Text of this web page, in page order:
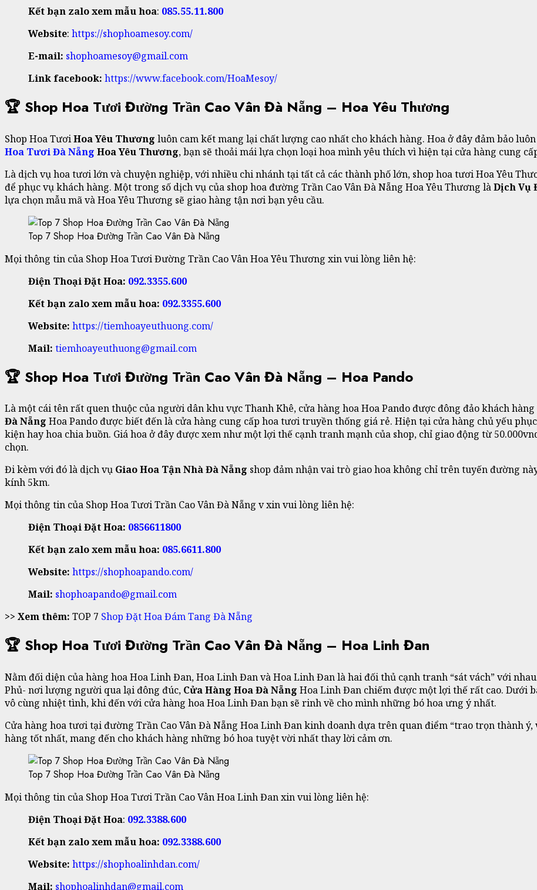
Kết bạn zalo xem mẫu hoa: 085.55.11.800
Website: https://shophoamesoy.com/
E-mail: shophoamesoy@gmail.com
Link facebook: https://www.facebook.com/HoaMesoy/
🏆 Shop Hoa Tươi Đường Trần Cao Vân Đà Nẵng – Hoa Yêu Thương
Shop Hoa TươiHoa Yêu Thương luôn cam kết mang lại chất lượng cao nhất cho khách hàng. Hoa ở đây đảm bảo
Hoa Tươi Đà Nẵng Hoa Yêu Thương, bạn sẽ thoải mái lựa chọn loại hoa mình yêu thích vì hiện tại cửa hàng cung
Là dịch vụ hoa tươi lớn và chuyện nghiệp, với nhiều chi nhánh tại tất cả các thành phố lớn, shop hoa tươi Hoa Yêu
để phục vụ khách hàng. Một trong số dịch vụ của shop hoa đường Trần Cao Vân Đà Nẵng Hoa Yêu Thương làDịch Vụ
lựa chọn mẫu mã và Hoa Yêu Thương sẽ giao hàng tận nơi bạn yêu cầu.
Top 7 Shop Hoa Đường Trần Cao Vân Đà Nẵng
Mọi thông tin của Shop Hoa Tươi Đường Trần Cao Vân Hoa Yêu Thương xin vui lòng liên hệ:
Điện Thoại Đặt Hoa: 092.3355.600
Kết bạn zalo xem mẫu hoa: 092.3355.600
Website: https://tiemhoayeuthuong.com/
Mail: tiemhoayeuthuong@gmail.com
🏆 Shop Hoa Tươi Đường Trần Cao Vân Đà Nẵng – Hoa Pando
Là một cái tên rất quen thuộc của người dân khu vực Thanh Khê, cửa hàng hoa Hoa Pando được đông đảo khách
Đà Nẵng Hoa Pando được biết đến là cửa hàng cung cấp hoa tươi truyền thống giá rẻ. Hiện tại cửa hàng chủ yếu
kiện hay hoa chia buồn. Giá hoa ở đây được xem như một lợi thế cạnh tranh mạnh của shop, chỉ giao động từ
chọn.
Đi kèm với đó là dịch vụ Giao Hoa Tận Nhà Đà Nẵng shop đảm nhận vai trò giao hoa không chỉ trên tuyến đường
kính 5km.
Mọi thông tin của Shop Hoa Tươi Trần Cao Vân Đà Nẵng v xin vui lòng liên hệ:
Điện Thoại Đặt Hoa: 0856611800
Kết bạn zalo xem mẫu hoa: 085.6611.800
Website: https://shophoapando.com/
Mail: shophoapando@gmail.com
>> Xem thêm: TOP 7 Shop Đặt Hoa Đám Tang Đà Nẵng
🏆 Shop Hoa Tươi Đường Trần Cao Vân Đà Nẵng – Hoa Linh Đan
Nằm đối diện của hàng hoa Hoa Linh Đan, Hoa Linh Đan và Hoa Linh Đan là hai đối thủ cạnh tranh “sát vách” với
Phủ- nơi lượng người qua lại đông đúc, Cửa Hàng Hoa Đà Nẵng Hoa Linh Đan chiếm được một lợi thế rất cao. Dưới
vô cùng nhiệt tình, khi đến với cửa hàng hoa Hoa Linh Đan bạn sẽ rinh về cho mình những bó hoa ưng ý nhất.
Cửa hàng hoa tươi tại đường Trần Cao Vân Đà Nẵng Hoa Linh Đan kinh doanh dựa trên quan điểm “trao trọn thành
hàng tốt nhất, mang đến cho khách hàng những bó hoa tuyệt vời nhất thay lời cảm ơn.
Top 7 Shop Hoa Đường Trần Cao Vân Đà Nẵng
Mọi thông tin của Shop Hoa Tươi Trần Cao Vân Hoa Linh Đan xin vui lòng liên hệ:
Điện Thoại Đặt Hoa: 092.3388.600
Kết bạn zalo xem mẫu hoa: 092.3388.600
Website: https://shophoalinhdan.com/
Mail: shophoalinhdan@gmail.com